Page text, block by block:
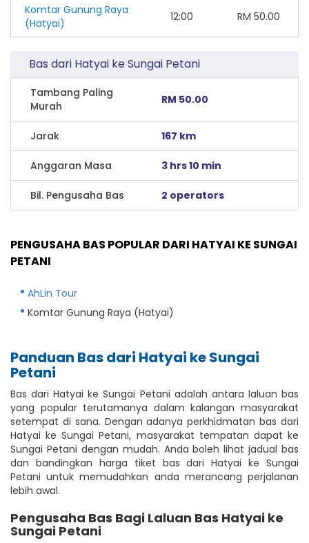
Komtar Gunung Raya
(Hatyai)
12:00 RM 50.00
Bas dari Hatyai ke Sungai Petani
Tambang Paling
Murah
RM 50.00
Jarak 167 km
Anggaran Masa 3 hrs 10 min
Bil. Pengusaha Bas 2 operators
PENGUSAHA BAS POPULAR DARI HATYAI KE SUNGAI
PETANI
AhLin Tour
Komtar Gunung Raya (Hatyai)
Panduan Bas dari Hatyai ke Sungai
Petani
Bas dari Hatyai ke Sungai Petani adalah antara laluan bas
yang popular terutamanya dalam kalangan masyarakat
setempat di sana. Dengan adanya perkhidmatan bas dari
Hatyai ke Sungai Petani, masyarakat tempatan dapat ke
Sungai Petani dengan mudah. Anda boleh lihat jadual bas
dan bandingkan harga tiket bas dari Hatyai ke Sungai
Petani untuk memudahkan anda merancang perjalanan
lebih awal.
Pengusaha Bas Bagi Laluan Bas Hatyai ke
Sungai Petani